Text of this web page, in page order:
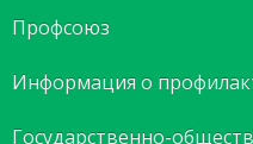
Профсоюз
Информация о
Государственно-